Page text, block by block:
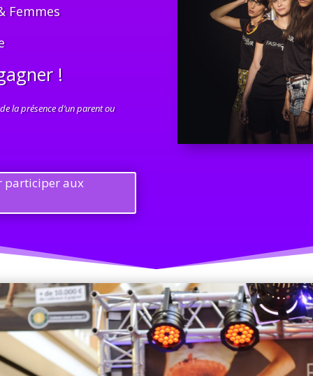
Femmes
!
la présence d’un parent ou
participer aux